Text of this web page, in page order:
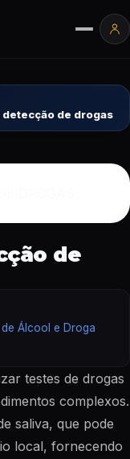
de drogas
de
de Álcool e Droga
testes de drogas
complexos.
saliva, que pode
local, fornecendo